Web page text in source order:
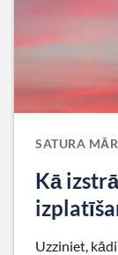
SATURA
Kā
Uzziniet,